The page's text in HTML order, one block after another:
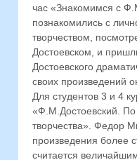
час «Знакомимся с
познакомились с
творчеством,
Достоевском, и
Достоевского
своих произведений
Для студентов 3 и 4
«Ф.М.Достоевский.
творчества». Федор
произведения более
считается